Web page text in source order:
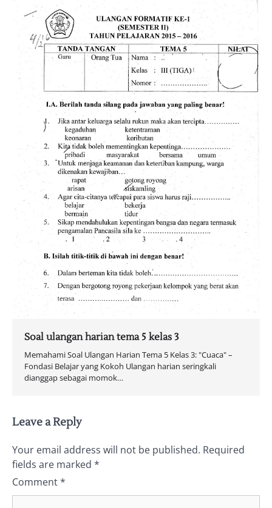
Soal ulangan harian tema 5 kelas 3
Memahami Soal Ulangan Harian Tema 5 Kelas 3: "Cuaca" –
Fondasi Belajar yang Kokoh Ulangan harian seringkali
dianggap sebagai momok…
Leave a Reply
Your email address will not be published. Required
fields are marked *
Comment*